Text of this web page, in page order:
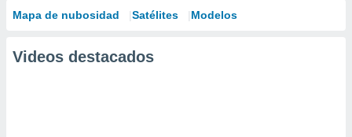
Mapa de nubosidad Satélites Modelos
Videos destacados